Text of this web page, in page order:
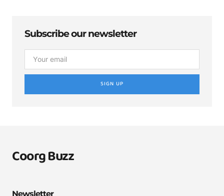
Subscribe our newsletter
SIGN UP
Coorg Buzz
Newsletter